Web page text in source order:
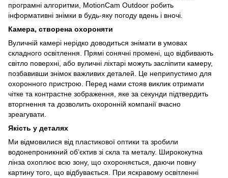
програмні алгоритми, MotionCam Outdoor робить
інформативні знімки в будь-яку погоду вдень і вночі.
Камера, створена охороняти
Вуличній камері нерідко доводиться знімати в умовах
складного освітлення. Прямі сонячні промені, що відбивають
світло поверхні, або вуличні ліхтарі можуть засліпити камеру,
позбавивши знімок важливих деталей. Це неприпустимо для
охоронного пристрою. Перед нами стояв виклик отримати
чітке та контрастне зображення, яке за секунди підтвердить
вторгнення та дозволить охоронній компанії вчасно
зреагувати.
Якість у деталях
Ми відмовилися від пластикової оптики та зробили
водонепроникний об’єктив зі скла та металу. Ширококутна
лінза охоплює всю зону, що охороняється, даючи повну
картину того, що відбувається. При яскравому освітленні